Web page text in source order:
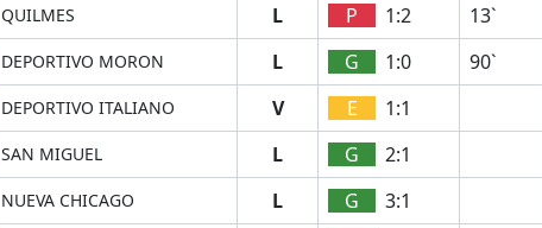
QUILMES L P 1:2
13`
DEPORTIVO MORON L G 1:0
90`
DEPORTIVO ITALIANO V E
1:1
SAN MIGUEL L G
2:1
NUEVA CHICAGO L G
3:1